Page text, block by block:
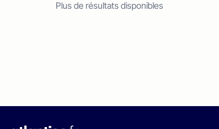
Plus de résultats disponibles